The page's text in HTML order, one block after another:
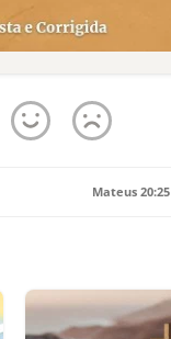
Mateus 20:25